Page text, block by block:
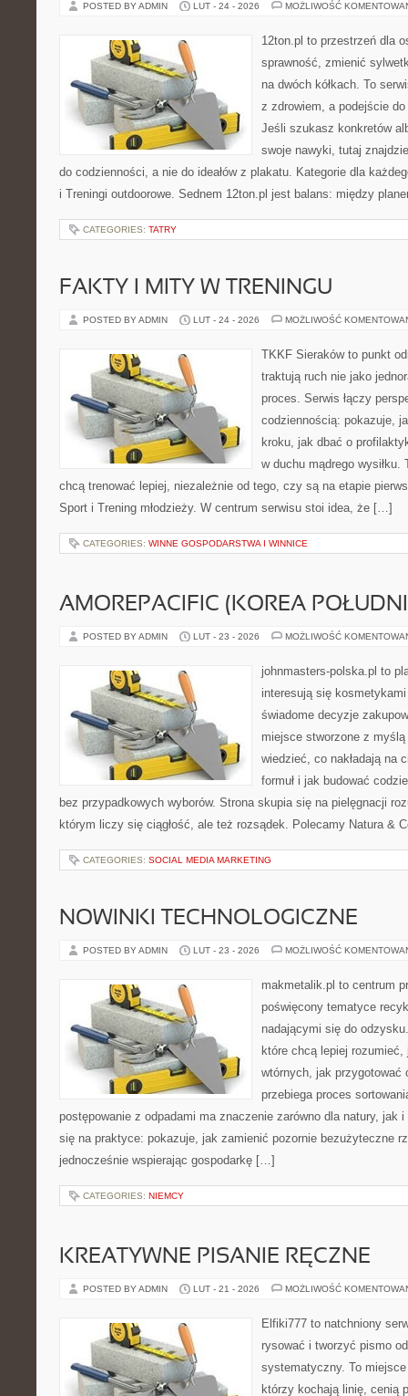
POSTED BY ADMIN LUT - 24 - 2026 MOŻLIWOŚĆ
12ton.pl to przestrzeń dla
sprawność, zmienić
na dwóch kółkach. To
z zdrowiem, a podejście
Jeśli szukasz konkretów
swoje nawyki, tutaj
do codzienności, a nie do ideałów z plakatu. Kategorie dla
i Treningi outdoorowe. Sednem 12ton.pl jest balans: między
CATEGORIES: TATRY
FAKTY I MITY W TRENINGU
POSTED BY ADMIN LUT - 24 - 2026 MOŻLIWOŚĆ
TKKF Sieraków to punkt
traktują ruch nie jako
proces. Serwis łączy
codziennością: pokazuje,
kroku, jak dbać o
w duchu mądrego
chcą trenować lepiej, niezależnie od tego, czy są na etapie
Sport i Trening młodzieży. W centrum serwisu stoi idea, że […]
CATEGORIES: WINNE GOSPODARSTWA I WINNICE
AMOREPACIFIC (KOREA
POSTED BY ADMIN LUT - 23 - 2026 MOŻLIWOŚĆ
johnmasters-polska.pl to
interesują się
świadome decyzje
miejsce stworzone z
wiedzieć, co nakładają na
formuł i jak budować
bez przypadkowych wyborów. Strona skupia się na pielęgnacji
którym liczy się ciągłość, ale też rozsądek. Polecamy Natura &
CATEGORIES: SOCIAL MEDIA MARKETING
NOWINKI TECHNOLOGICZNE
POSTED BY ADMIN LUT - 23 - 2026 MOŻLIWOŚĆ
makmetalik.pl to centrum
poświęcony tematyce
nadającymi się do
które chcą lepiej rozumieć,
wtórnych, jak przygotować
przebiega proces
postępowanie z odpadami ma znaczenie zarówno dla natury, jak
się na praktyce: pokazuje, jak zamienić pozornie bezużyteczne
jednocześnie wspierając gospodarkę […]
CATEGORIES: NIEMCY
KREATYWNE PISANIE RĘCZNE
POSTED BY ADMIN LUT - 21 - 2026 MOŻLIWOŚĆ
Elfiki777 to natchniony
rysować i tworzyć pismo
systematyczny. To
którzy kochają linię, cenią